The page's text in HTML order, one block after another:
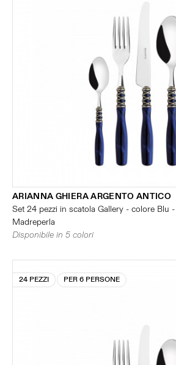
ARIANNA GHIERA ARGENTO ANTICO
Set 24 pezzi in scatola Gallery - colore Blu
Madreperla
Disponibile in 5 colori
24 PEZZI PER 6 PERSONE